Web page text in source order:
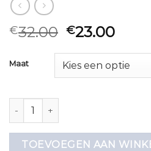
€32.00 €23.00
Maat
long sleeve t shirt heren aantal
TOEVOEGEN AAN